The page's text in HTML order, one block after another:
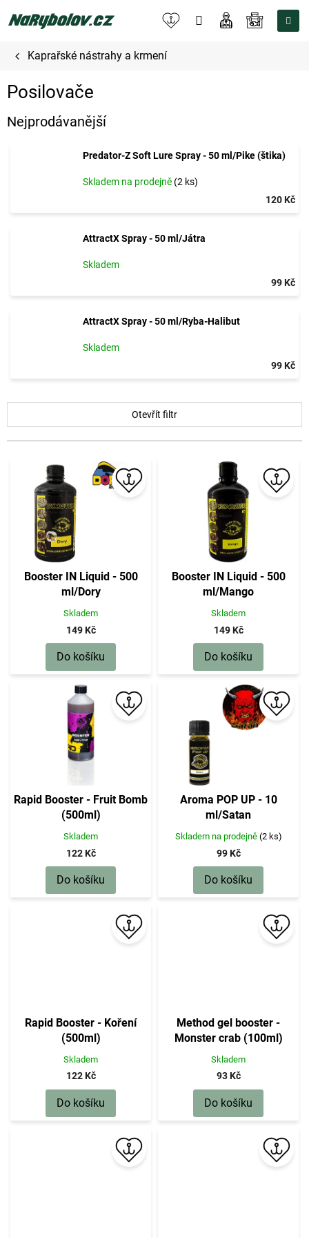
na
NÁKUPNÍ
Kaprařské nástrahy a krmení
Posilovače
Nejprodávanější
Predator-Z Soft Lure Spray - 50 ml/Pike (štika)
Skladem na prodejně (2 ks)
120 Kč
AttractX Spray - 50 ml/Játra
Skladem
99 Kč
AttractX Spray - 50 ml/Ryba-Halibut
Skladem
99 Kč
Otevřít filtr
ý
p
Booster IN Liquid - 500
ml/Dory
Skladem
149 Kč
Do košíku
Booster IN Liquid - 500
ml/Mango
Skladem
149 Kč
Do košíku
Rapid Booster - Fruit Bomb
(500ml)
Skladem
122 Kč
Do košíku
Aroma POP UP - 10
ml/Satan
Skladem na prodejně (2 ks)
99 Kč
Do košíku
Rapid Booster - Koření
(500ml)
Skladem
122 Kč
Do košíku
Method gel booster -
Monster crab (100ml)
Skladem
93 Kč
Do košíku